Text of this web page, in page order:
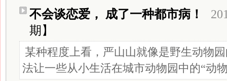
不会谈恋爱， 成了一种都市病！
期】
某种程度上看，严山山就像是野生动物
法让一些从小生活在城市动物园中的“动